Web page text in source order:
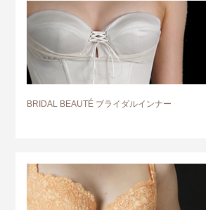
BRIDAL BEAUTÉ ブライダルインナー